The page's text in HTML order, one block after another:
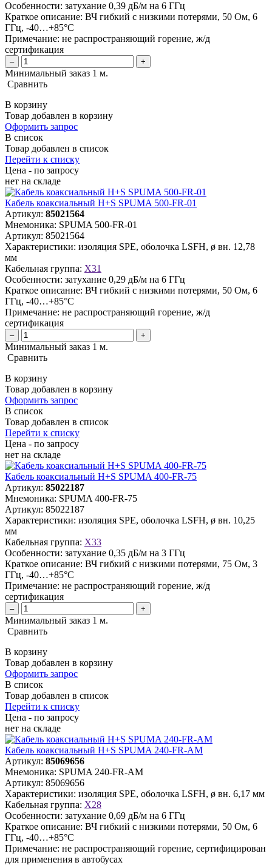
Особенности: затухание 0,39 дБ/м на 6 ГГц
Краткое описание: ВЧ гибкий с низкими потерями, 50 Ом, 6
ГГц, -40…+85°C
Примечание: не распространяющий горение, ж/д
сертификация
– +
Минимальный заказ 1 м.
Сравнить
В корзину
Товар добавлен в корзину
Оформить запрос
В список
Товар добавлен в список
Перейти к списку
Цена - по запросу
нет на складе
Кабель коаксиальный H+S SPUMA 500-FR-01
Артикул: 85021564
Мнемоника: SPUMA 500-FR-01
Артикул: 85021564
Характеристики: изоляция SPE, оболочка LSFH, ø вн. 12,78
мм
Кабельная группа: X31
Особенности: затухание 0,29 дБ/м на 6 ГГц
Краткое описание: ВЧ гибкий с низкими потерями, 50 Ом, 6
ГГц, -40…+85°C
Примечание: не распространяющий горение, ж/д
сертификация
– +
Минимальный заказ 1 м.
Сравнить
В корзину
Товар добавлен в корзину
Оформить запрос
В список
Товар добавлен в список
Перейти к списку
Цена - по запросу
нет на складе
Кабель коаксиальный H+S SPUMA 400-FR-75
Артикул: 85022187
Мнемоника: SPUMA 400-FR-75
Артикул: 85022187
Характеристики: изоляция SPE, оболочка LSFH, ø вн. 10,25
мм
Кабельная группа: X33
Особенности: затухание 0,35 дБ/м на 3 ГГц
Краткое описание: ВЧ гибкий с низкими потерями, 75 Ом, 3
ГГц, -40…+85°C
Примечание: не распространяющий горение, ж/д
сертификация
– +
Минимальный заказ 1 м.
Сравнить
В корзину
Товар добавлен в корзину
Оформить запрос
В список
Товар добавлен в список
Перейти к списку
Цена - по запросу
нет на складе
Кабель коаксиальный H+S SPUMA 240-FR-AM
Артикул: 85069656
Мнемоника: SPUMA 240-FR-AM
Артикул: 85069656
Характеристики: изоляция SPE, оболочка LSFH, ø вн. 6,17 мм
Кабельная группа: X28
Особенности: затухание 0,69 дБ/м на 6 ГГц
Краткое описание: ВЧ гибкий с низкими потерями, 50 Ом, 6
ГГц, -40…+85°C
Примечание: не распространяющий горение, сертифицирован
для применения в автобусах